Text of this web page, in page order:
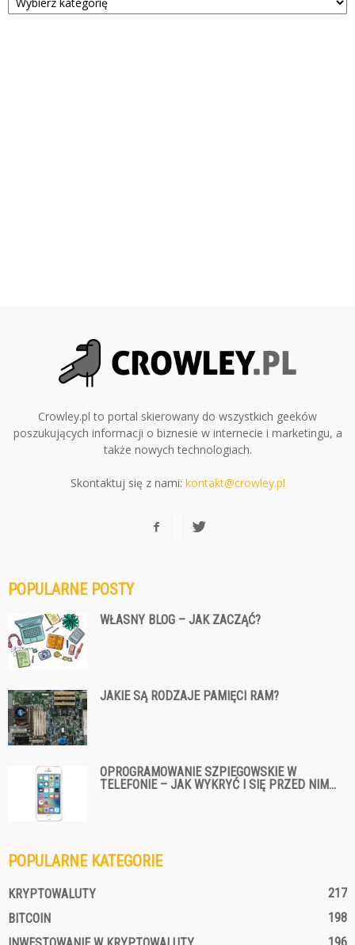
Crowley.pl to portal skierowany do wszystkich geeków
poszukujących informacji o biznesie w internecie i marketingu, a
także nowych technologiach.
Skontaktuj się z nami: kontakt@crowley.pl
POPULARNE POSTY
WŁASNY BLOG – JAK ZACZĄĆ?
JAKIE SĄ RODZAJE PAMIĘCI RAM?
OPROGRAMOWANIE SZPIEGOWSKIE W
TELEFONIE – JAK WYKRYĆ I SIĘ PRZED NIM...
POPULARNE KATEGORIE
KRYPTOWALUTY
217
BITCOIN
198
196